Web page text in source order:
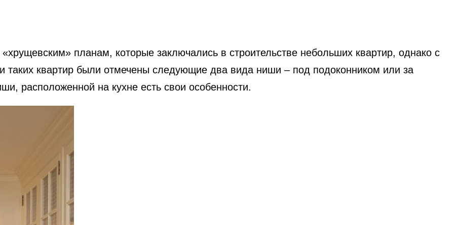
планам, которые заключались в строительстве небольших квартир, однако с
таких квартир были отмечены следующие два вида ниши – под подоконником или за
расположенной на кухне есть свои особенности.